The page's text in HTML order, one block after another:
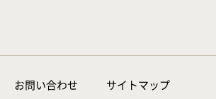
お問い合わせ サイトマップ